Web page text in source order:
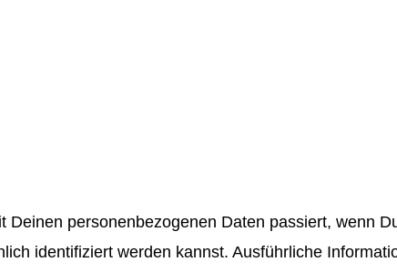
personenbezogenen Daten passiert, wenn
identifiziert werden kannst. Ausführliche